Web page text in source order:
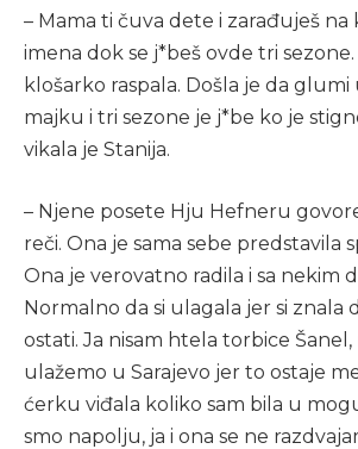
– Mama ti čuva dete i zarađuješ
imena dok se j*beš ovde tri
klošarko raspala. Došla je da
majku i tri sezone je j*be ko je
vikala je Stanija.
– Njene posete Hju Hefneru
reči. Ona je sama sebe predstavila
Ona je verovatno radila i sa nekim
Normalno da si ulagala jer si znala
ostati. Ja nisam htela torbice
ulažemo u Sarajevo jer to ostaje
ćerku viđala koliko sam bila u
smo napolju, ja i ona se ne